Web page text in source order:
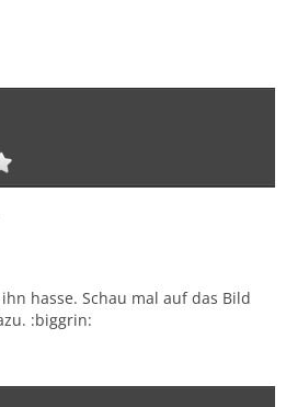
hasse. Schau mal auf das Bild
:biggrin: